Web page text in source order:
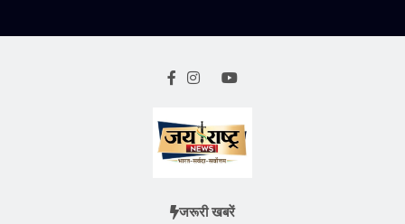
Jai Rashtra
हिंदी समाचार
जरूरी खबरें